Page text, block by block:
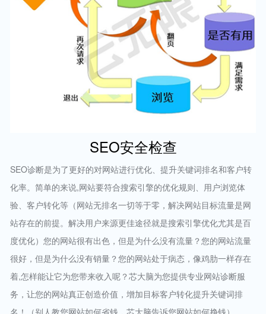
SEO安全检查
SEO诊断是为了更好的对网站进行优化、提升关键词排名和客户转
化率。简单的来说,网站要符合搜索引擎的优化规则、用户浏览体
验、客户转化等（网站无排名一切等于零，解决网站目标流量是网
站存在的前提。解决用户来源更佳途径就是搜索引擎优化尤其是百
度优化）您的网站很有出色，但是为什么没有流量？您的网站流量
很好，但是为什么没有销量？您的网站处于病态，像鸡肋一样存在
着,怎样能让它为您带来收入呢？芯大脑为您提供专业网站诊断服
务，让您的网站真正创造价值，增加目标客户转化提升关键词排